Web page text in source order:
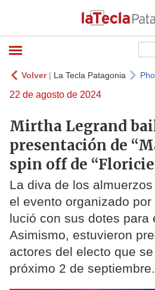
Volver| La Tecla Patagonia
22 de agosto de 2024
Mirtha Legrand
presentación de
spin off de
La diva de los
el evento organizado
lució con sus dotes para
Asimismo, estuvieron
actores del electo que
próximo 2 de septiembre.